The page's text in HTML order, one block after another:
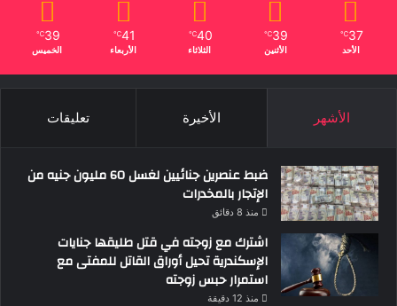
37
℃
الأحد
39
℃
الأثنين
40
℃
الثلاثاء
41
℃
الأربعاء
39
℃
الخميس
الأشهر الأخيرة تعليقات
ضبط عنصرين جنائيين لغسل 60 مليون جنيه من
الإتجار بالمخدرات
منذ 8 دقائق
اشترك مع زوجته في قتل طليقها جنايات
الإسكندرية تحيل أوراق القاتل للمفتى مع
استمرار حبس زوجته
منذ 12 دقيقة